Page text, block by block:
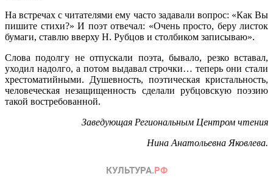
На встречах с читателями ему часто задавали вопрос: «Как Вы
пишите стихи?» И поэт отвечал: «Очень просто, беру листок
бумаги, ставлю вверху Н. Рубцов и столбиком записываю».
Слова подолгу не отпускали поэта, бывало, резко вставал,
уходил надолго, а потом выдавал строчки… теперь они стали
хрестоматийными. Душевность, поэтическая кристальность,
человеческая незащищенность сделали рубцовскую поэзию
такой востребованной.
Заведующая Региональным Центром чтения
Нина Анатольевна Яковлева.